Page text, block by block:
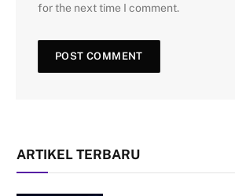
for the next time I comment.
ARTIKEL TERBARU